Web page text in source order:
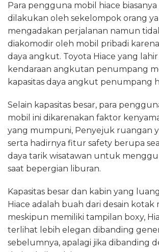
Para pengguna mobil hiace biasanya
dilakukan oleh sekelompok orang
mengadakan perjalanan namun
diakomodir oleh mobil pribadi
daya angkut. Toyota Hiace yang lahir
kendaraan angkutan penumpang
kapasitas daya angkut penumpang
Selain kapasitas besar, para
mobil ini dikarenakan faktor
yang mumpuni, Penyejuk ruangan
serta hadirnya fitur safety berupa
daya tarik wisatawan untuk
saat bepergian liburan.
Kapasitas besar dan kabin yang
Hiace adalah buah dari desain kotak
meskipun memiliki tampilan boxy,
terlihat lebih elegan dibanding
sebelumnya, apalagi jika dibanding